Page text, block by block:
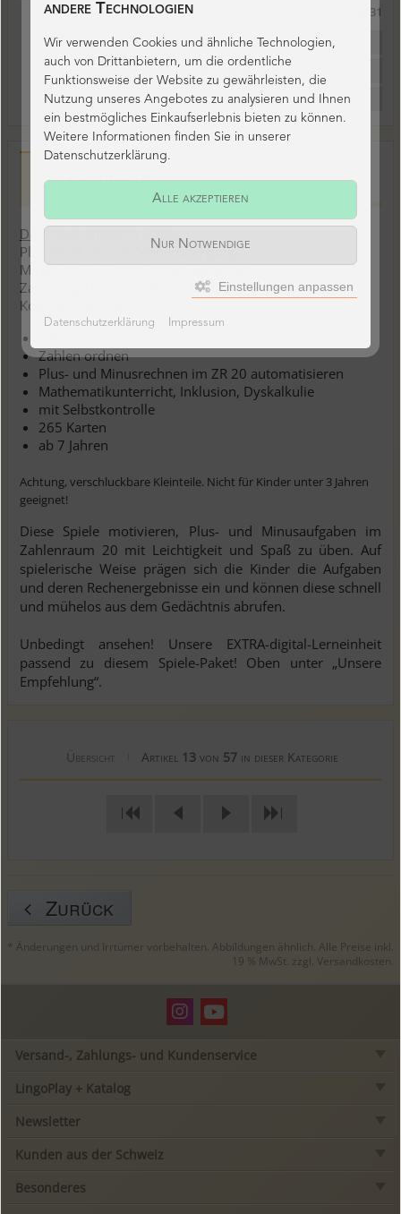
6231
Frage zu Artikel
Bewertung schreiben
Beschreibung
Das Paket enthält 4 Spiele:
Plus im ZR 20 mit Zehnerübergang
Minus im ZR 20 mit Zehnerübergang
Zahlenjagd mit Stier, Fuchs & Co.
Kopfrechnen Plus bis 20
Zahlen ordnen
Plus- und Minusrechnen im ZR 20 automatisieren
Mathematikunterricht, Inklusion, Dyskalkulie
mit Selbstkontrolle
265 Karten
ab 7 Jahren
Achtung, verschluckbare Kleinteile. Nicht für Kinder unter 3 Jahren
geeignet!
Diese Spiele motivieren, Plus- und Minusaufgaben im
Zahlenraum 20 mit Leichtigkeit und Spaß zu üben. Auf
spielerische Weise prägen sich die Kinder die Aufgaben
und deren Rechenergebnisse ein und können diese schnell
und mühelos aus dem Gedächtnis abrufen.
Unbedingt ansehen! Unsere EXTRA-digital-Lerneinheit
passend zu diesem Spiele-Paket! Oben unter „Unsere
Empfehlung“.
Übersicht Artikel 13von 57in dieser Kategorie
| |
Zurück
* Änderungen und Irrtümer vorbehalten. Abbildungen ähnlich. Alle Preise inkl.
19 % MwSt. zzgl. Versandkosten.
Versand-, Zahlungs- und Kundenservice
LingoPlay + Katalog
Newsletter
Kunden aus der Schweiz
Besonderes
andere Technologien
Wir verwenden Cookies und ähnliche Technologien,
auch von Drittanbietern, um die ordentliche
Funktionsweise der Website zu gewährleisten, die
Nutzung unseres Angebotes zu analysieren und Ihnen
ein bestmögliches Einkaufserlebnis bieten zu können.
Weitere Informationen finden Sie in unserer
Datenschutzerklärung.
Alle akzeptieren
Nur Notwendige
Einstellungen anpassen
Datenschutzerklärung Impressum